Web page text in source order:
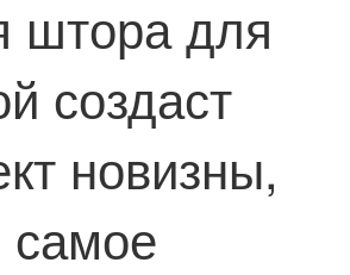
штора для
создаст
новизны,